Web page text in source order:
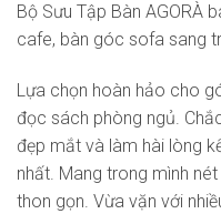
Bộ Sưu Tập Bàn AGORÀ
cafe, bàn góc sofa sang
Lựa chọn hoàn hảo cho
đọc sách phòng ngủ.
đẹp mắt và làm hài lòng
nhất. Mang trong mình
thon gọn. Vừa vặn với